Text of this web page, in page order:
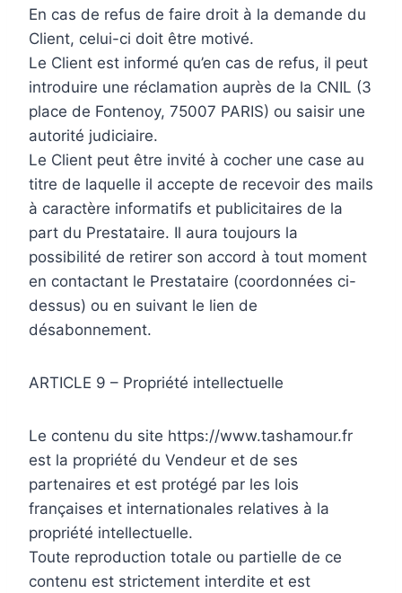
En cas de refus de faire droit à la demande du
Client, celui-ci doit être motivé.
Le Client est informé qu’en cas de refus, il peut
introduire une réclamation auprès de la CNIL (3
place de Fontenoy, 75007 PARIS) ou saisir une
autorité judiciaire.
Le Client peut être invité à cocher une case au
titre de laquelle il accepte de recevoir des mails
à caractère informatifs et publicitaires de la
part du Prestataire. Il aura toujours la
possibilité de retirer son accord à tout moment
en contactant le Prestataire (coordonnées ci-
dessus) ou en suivant le lien de
désabonnement.
ARTICLE 9 – Propriété intellectuelle
Le contenu du site https://www.tashamour.fr
est la propriété du Vendeur et de ses
partenaires et est protégé par les lois
françaises et internationales relatives à la
propriété intellectuelle.
Toute reproduction totale ou partielle de ce
contenu est strictement interdite et est